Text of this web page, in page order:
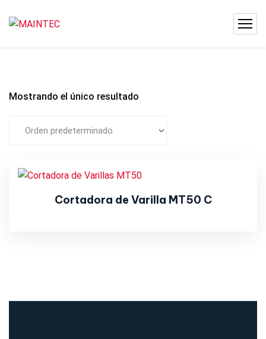
Mostrando el único resultado
Cortadora de Varilla MT50 C